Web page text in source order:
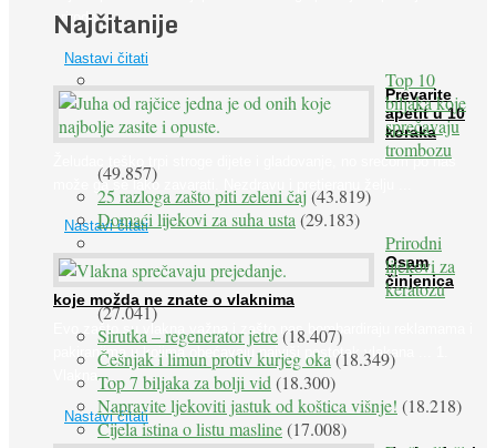
prirodne ...
Nastavi čitati
Prevarite
apetit u 10
koraka
Želudac teško trpi stroge dijete i gladovanje, no srećom po nas
može ga se lako zavarati. Nezdravu i pretjeranu želju ...
Nastavi čitati
Osam
činjenica
koje možda ne znate o vlaknima
Evo zašto su vlakna važna i zašto nas bombardiraju reklamama i
pakiranjima u kojima obećavaju najviši postotak vlakana ... 1.
Vlakna ...
Nastavi čitati
Najčitanije
Top 10
biljaka koje
sprečavaju
trombozu
(49.857)
25 razloga zašto piti zeleni čaj(43.819)
Domaći lijekovi za suha usta(29.183)
Prirodni
lijekovi za
keratozu
(27.041)
Sirutka – regenerator jetre(18.407)
Češnjak i limun protiv kurjeg oka(18.349)
Top 7 biljaka za bolji vid(18.300)
Napravite ljekoviti jastuk od koštica višnje! (18.218)
Cijela istina o listu masline(17.008)